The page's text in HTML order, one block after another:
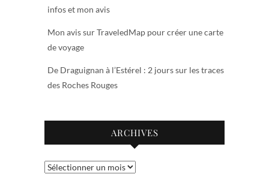
infos et mon avis
Mon avis sur TraveledMap pour créer une carte
de voyage
De Draguignan à l’Estérel : 2 jours sur les traces
des Roches Rouges
ARCHIVES
Archives